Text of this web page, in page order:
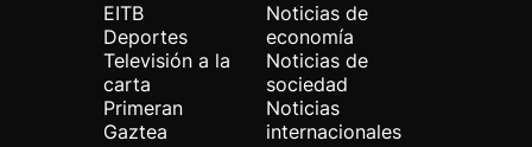
EITB
Deportes
Televisión a la
carta
Primeran
Gaztea
Noticias de
economía
Noticias de
sociedad
Noticias
internacionales